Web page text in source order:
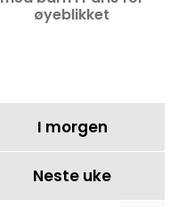
øyeblikket
I morgen
Neste uke